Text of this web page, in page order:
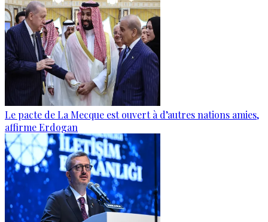
Le pacte de La Mecque est ouvert à d’autres nations amies,
affirme Erdogan